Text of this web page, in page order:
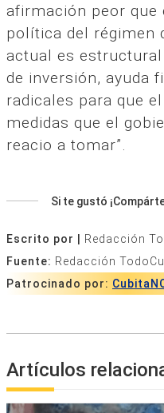
afirmación peor que
política del régimen
actual es
de inversión, ayuda
radicales para que
medidas que el
reacio a tomar”.
Si te gustó
Escrito por |
Redacción
Fuente: Redacción
Patrocinado por:
Artículos